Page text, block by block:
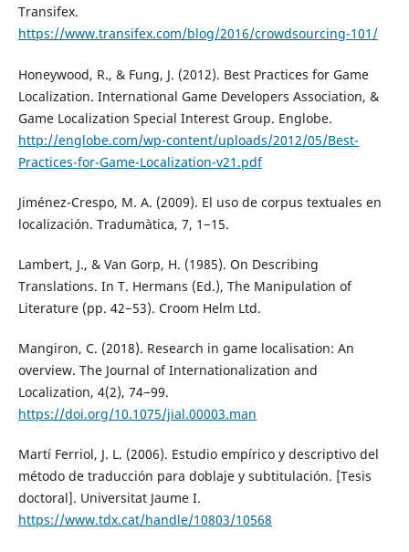
Transifex.
https://www.transifex.com/blog/2016/crowdsourcing-101/
Honeywood, R., & Fung, J. (2012). Best Practices for Game
Localization. International Game Developers Association, &
Game Localization Special Interest Group. Englobe.
http://englobe.com/wp-content/uploads/2012/05/Best-
Practices-for-Game-Localization-v21.pdf
Jiménez-Crespo, M. A. (2009). El uso de corpus textuales en
localización. Tradumàtica, 7, 1−15.
Lambert, J., & Van Gorp, H. (1985). On Describing
Translations. In T. Hermans (Ed.), The Manipulation of
Literature (pp. 42−53). Croom Helm Ltd.
Mangiron, C. (2018). Research in game localisation: An
overview. The Journal of Internationalization and
Localization, 4(2), 74−99.
https://doi.org/10.1075/jial.00003.man
Martí Ferriol, J. L. (2006). Estudio empírico y descriptivo del
método de traducción para doblaje y subtitulación. [Tesis
doctoral]. Universitat Jaume I.
https://www.tdx.cat/handle/10803/10568